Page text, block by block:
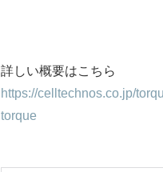
詳しい概要はこちら
https://celltechnos.co.jp/
torque